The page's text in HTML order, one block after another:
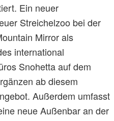
Ein neuer
Streichelzoo bei der
Mirror als
international
Snohetta auf dem
ab diesem
Außerdem umfasst
neue Außenbar an der